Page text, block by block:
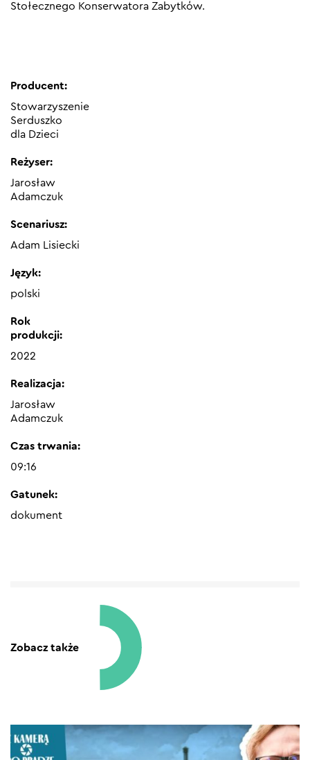
Stołecznego Konserwatora Zabytków.
Producent:
Stowarzyszenie
Serduszko
dla Dzieci
Reżyser:
Jarosław
Adamczuk
Scenariusz:
Adam Lisiecki
Język:
polski
Rok
produkcji:
2022
Realizacja:
Jarosław
Adamczuk
Czas trwania:
09:16
Gatunek:
dokument
Zobacz także